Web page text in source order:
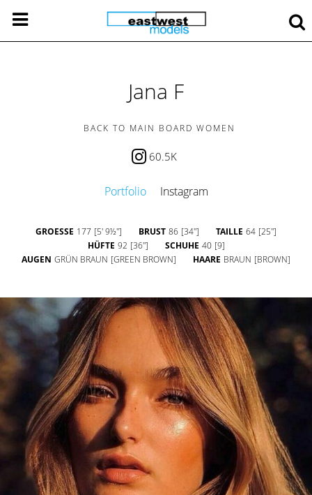
Jana F
BACK TO MAIN BOARD WOMEN
60.5K
Portfolio Instagram
GROESSE 177 [5' 9½''] BRUST 86 [34''] TAILLE 64 [25'']
HÜFTE 92 [36''] SCHUHE 40 [9]
AUGEN GRÜN BRAUN [GREEN BROWN] HAARE BRAUN [BROWN]